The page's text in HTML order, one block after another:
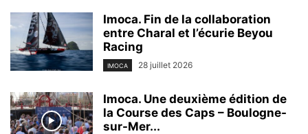
Imoca. Fin de la collaboration
entre Charal et l’écurie Beyou
Racing
IMOCA 28 juillet 2026
Imoca. Une deuxième édition de
la Course des Caps – Boulogne-
sur-Mer...